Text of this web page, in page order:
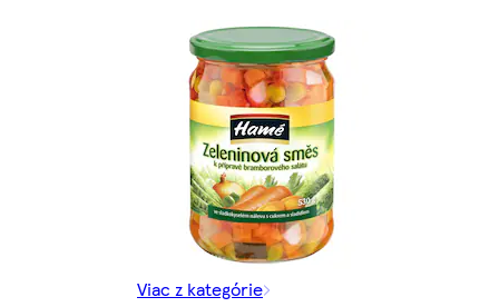
Viac z kategórie